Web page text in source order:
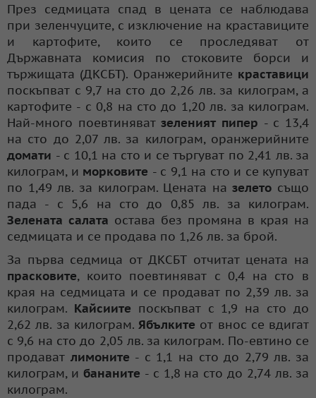
През седмицата спад в цената се наблюдава
при зеленчуците, с изключение на краставиците
и картофите, които се проследяват от
Държавната комисия по стоковите борси и
тържищата (ДКСБТ). Оранжерийните краставици
поскъпват с 9,7 на сто до 2,26 лв. за килограм, а
картофите - с 0,8 на сто до 1,20 лв. за килограм.
Най-много поевтиняватзеленият пипер - с 13,4
на сто до 2,07 лв. за килограм, оранжерийните
домати - с 10,1 на сто и се търгуват по 2,41 лв. за
килограм, и морковите - с 9,1 на сто и се купуват
по 1,49 лв. за килограм. Цената назелето също
пада - с 5,6 на сто до 0,85 лв. за килограм.
Зелената салата остава без промяна в края на
седмицата и се продава по 1,26 лв. за брой.
За първа седмица от ДКСБТ отчитат цената на
прасковите, които поевтиняват с 0,4 на сто в
края на седмицата и се продават по 2,39 лв. за
килограм. Кайсиите поскъпват с 1,9 на сто до
2,62 лв. за килограм. Ябълките от внос се вдигат
с 9,6 на сто до 2,05 лв. за килограм. По-евтино се
продават лимоните - с 1,1 на сто до 2,79 лв. за
килограм, и бананите - с 1,8 на сто до 2,74 лв. за
килограм.